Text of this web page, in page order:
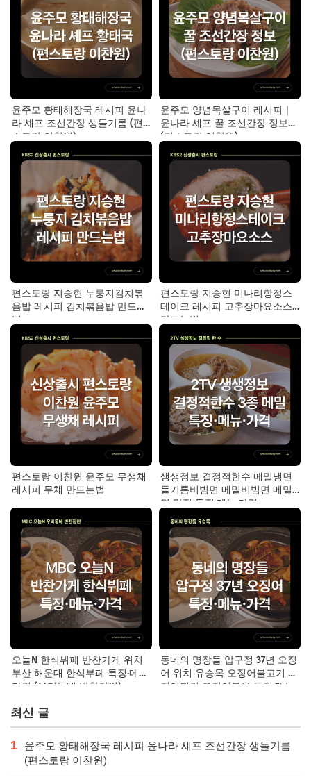
윤주모 황태해장국 레시피 윤나
라 셰프 조선간장 생들기름 (편
스토랑 이찬원)
윤주모 양념목살구이 레시피｜
윤나라 셰프 꿀 조선간장 정보
(편스토랑 이찬원)
편스토랑 지승현 누룽지김치볶
음밥 레시피 김치볶음밥 만드는
법
편스토랑 지승현 미나리항정스
테이크 레시피 고추장마요소스
만드는법
편스토랑 이찬원 윤주모 무생채
레시피 무채 만드는법
생생정보 결정적한수 메밀냉면
들기름비빔면 메밀비빔면 메밀
면 맛집 특징·메뉴·가격
오늘N 한식뷔페 반찬가게 위치
부산 해운대 한식부페 특징·메뉴·
가격 (우리동네 반찬장인)
동네의 명장들 압구정 37년 오징
어 위치 유승목 오징어불고기 오
징어튀김 오징어볶음 특징·메뉴·
최신 글
1
윤주모 황태해장국 레시피 윤나라 셰프 조선간장 생들기름
(편스토랑 이찬원)